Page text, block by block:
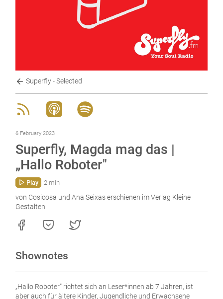
Superfly - Selected
6 February 2023
Superfly, Magda mag das |
„Hallo Roboter"
Play 2 min
von Cosicosa und Ana Seixas erschienen im Verlag Kleine
Gestalten
Shownotes
„Hallo Roboter" richtet sich an Leser*innen ab 7 Jahren, ist
aber auch für ältere Kinder, Jugendliche und Erwachsene